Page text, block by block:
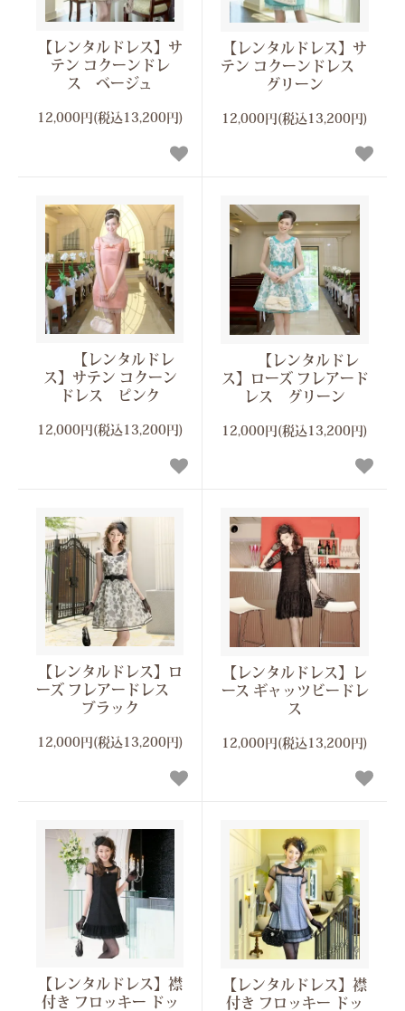
【レンタルドレス】サ
テン コクーンドレ
ス ベージュ
12,000円(税込13,200円)
【レンタルドレス】サ
テン コクーンドレス
グリーン
12,000円(税込13,200円)
【レンタルドレ
ス】サテン コクーン
ドレス ピンク
12,000円(税込13,200円)
【レンタルドレ
ス】ローズ フレアード
レス グリーン
12,000円(税込13,200円)
【レンタルドレス】ロ
ーズ フレアードレス
ブラック
12,000円(税込13,200円)
【レンタルドレス】レ
ース ギャッツビードレ
ス
12,000円(税込13,200円)
【レンタルドレス】襟
付き フロッキー ドッ
【レンタルドレス】襟
付き フロッキー ドッ